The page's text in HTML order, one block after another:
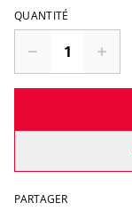
QUANTITÉ
PARTAGER